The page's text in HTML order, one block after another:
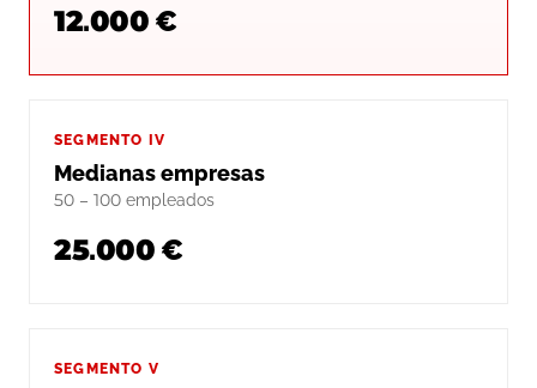
12.000 €
SEGMENTO IV
Medianas empresas
50 – 100 empleados
25.000 €
SEGMENTO V